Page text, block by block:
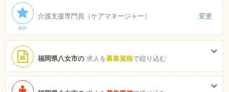
条件
介護支援専門員（ケアマネージャー） 変更
福岡県八女市の求人を募集資格で絞り込む